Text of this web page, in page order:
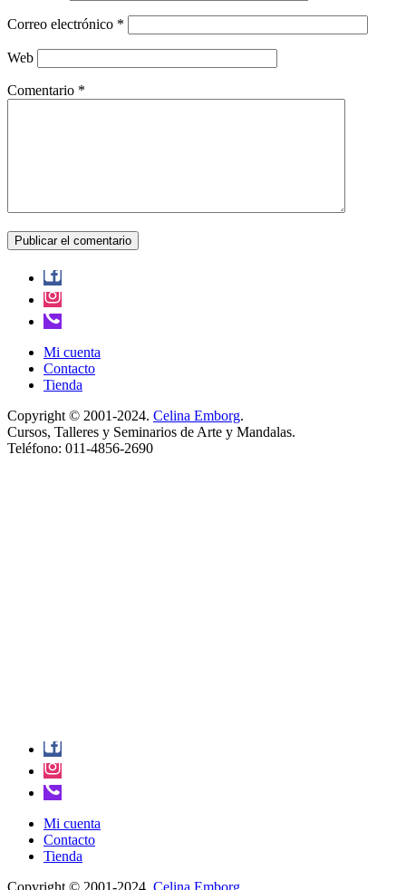
Correo electrónico *
Web
Comentario *
Mi cuenta
Contacto
Tienda
Copyright © 2001-2024. Celina Emborg.
Cursos, Talleres y Seminarios de Arte y Mandalas.
Teléfono: 011-4856-2690
Mi cuenta
Contacto
Tienda